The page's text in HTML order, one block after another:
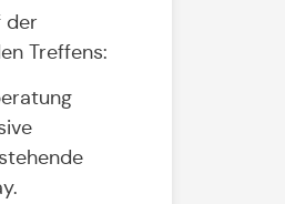
der
Treffens: